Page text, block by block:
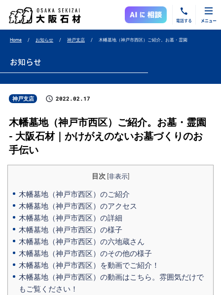
電話する メニュー
Home お知らせ 神戸支店 木幡墓地（神戸市西区）ご紹介。お墓・霊園
お知らせ
神戸支店 2022.02.17
木幡墓地（神戸市西区）ご紹介。お墓・霊園
- 大阪石材｜かけがえのないお墓づくりのお
手伝い
目次 非表示
木幡墓地（神戸市西区）のご紹介
木幡墓地（神戸市西区）のアクセス
木幡墓地（神戸市西区）の詳細
木幡墓地（神戸市西区）の様子
木幡墓地（神戸市西区）の六地蔵さん
木幡墓地（神戸市西区）のその他の様子
木幡墓地（神戸市西区）を動画でご紹介！
木幡墓地（神戸市西区）の動画はこちら。雰囲気だけで
もご覧ください！